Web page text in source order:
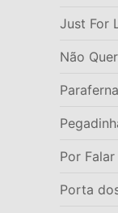
Just For
Não
Por
Porta